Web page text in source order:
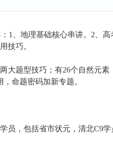
1、地理基础核心串讲。2、
技巧。
大题型技巧；有26个自然元素
命题密码加新专题。
员，包括省市状元，清北C9学